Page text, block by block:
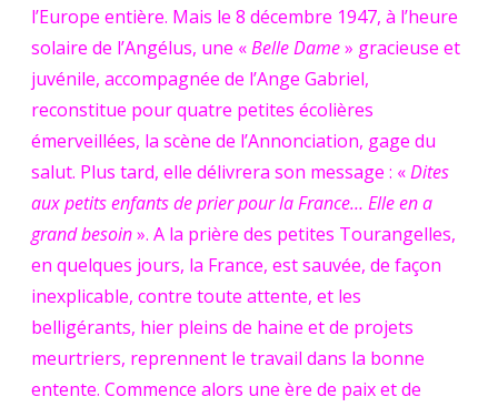
l’Europe entière. Mais le 8 décembre 1947, à l’heure
solaire de l’Angélus, une «Belle Dame» gracieuse et
juvénile, accompagnée de l’Ange Gabriel,
reconstitue pour quatre petites écolières
émerveillées, la scène de l’Annonciation, gage du
salut. Plus tard, elle délivrera son message : «Dites
aux petits enfants de prier pour la France… Elle en a
grand besoin». A la prière des petites Tourangelles,
en quelques jours, la France, est sauvée, de façon
inexplicable, contre toute attente, et les
belligérants, hier pleins de haine et de projets
meurtriers, reprennent le travail dans la bonne
entente. Commence alors une ère de paix et de